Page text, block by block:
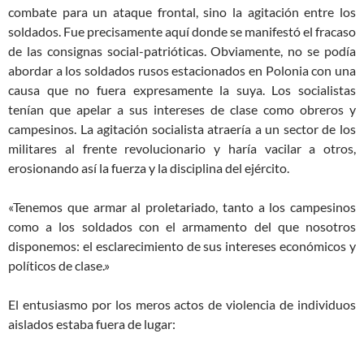
combate para un ataque frontal, sino la agitación entre los
soldados. Fue precisamente aquí donde se manifestó el fracaso
de las consignas social-patrióticas. Obviamente, no se podía
abordar a los soldados rusos estacionados en Polonia con una
causa que no fuera expresamente la suya. Los socialistas
tenían que apelar a sus intereses de clase como obreros y
campesinos. La agitación socialista atraería a un sector de los
militares al frente revolucionario y haría vacilar a otros,
erosionando así la fuerza y la disciplina del ejército.
«Tenemos que armar al proletariado, tanto a los campesinos
como a los soldados con el armamento del que nosotros
disponemos: el esclarecimiento de sus intereses económicos y
políticos de clase.»
El entusiasmo por los meros actos de violencia de individuos
aislados estaba fuera de lugar: